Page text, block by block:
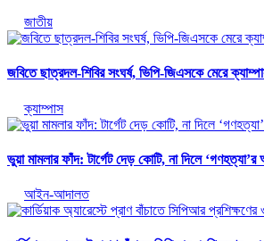
জাতীয়
জবিতে ছাত্রদল-শিবির সংঘর্ষ, ভিপি-জিএসকে মেরে
ক্যাম্পাস
​ভুয়া মামলার ফাঁদ: টার্গেট দেড় কোটি, না দিলে ‘গণহত্যা’র
আইন-আদালত